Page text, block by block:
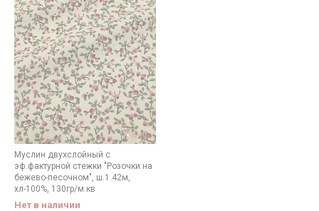
Муслин двухслойный с
эф.фактурной стежки "Розочки на
бежево-песочном", ш.1.42м,
хл-100%, 130гр/м.кв
Нет в наличии
Секретная рассылка от Купава
Мы публикуем здесь дополнительные
промокоды и скидки до 30% на узкие